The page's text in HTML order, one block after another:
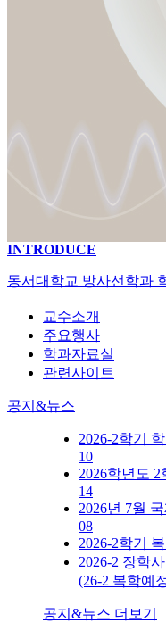
INTRODUCE
동서대학교 방사선학과
교수소개
주요행사
학과자료실
관련사이트
공지&뉴스
2026-2학기
10
2026학년도
14
2026년 7월
08
2026-2학기
2026-2 장학
(26-2 복학예
공지&뉴스 더보기